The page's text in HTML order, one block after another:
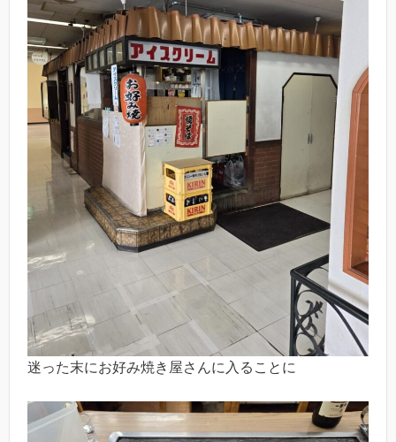
迷った末にお好み焼き屋さんに入ることに